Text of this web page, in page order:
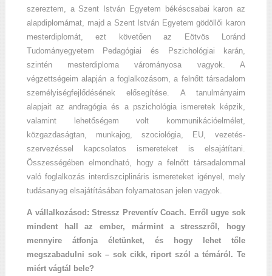
szereztem, a Szent István Egyetem békéscsabai karon az
alapdiplomámat, majd a Szent István Egyetem gödöllői karon
mesterdiplomát, ezt követően az Eötvös Loránd
Tudományegyetem Pedagógiai és Pszichológiai karán,
szintén mesterdiploma várományosa vagyok. A
végzettségeim alapján a foglalkozásom, a felnőtt társadalom
személyiségfejlődésének elősegítése. A tanulmányaim
alapjait az andragógia és a pszichológia ismeretek képzik,
valamint lehetőségem volt kommunikációelmélet,
közgazdaságtan, munkajog, szociológia, EU, vezetés-
szervezéssel kapcsolatos ismereteket is elsajátítani.
Összességében elmondható, hogy a felnőtt társadalommal
való foglalkozás interdiszciplináris ismereteket igényel, mely
tudásanyag elsajátításában folyamatosan jelen vagyok.
A vállalkozásod: Stressz Preventív Coach. Erről ugye sok
mindent hall az ember, mármint a stresszről, hogy
mennyire átfonja életünket, és hogy lehet tőle
megszabadulni sok – sok cikk, riport szól a témáról. Te
miért vágtál bele?